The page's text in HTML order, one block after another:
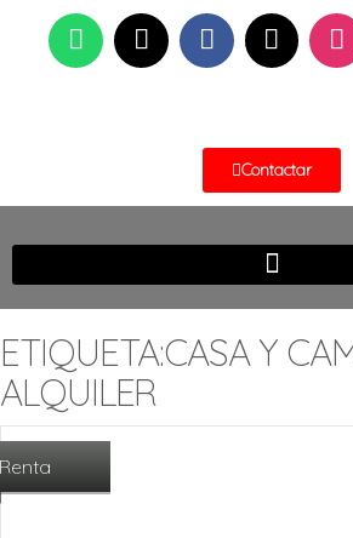
Contactar
ETIQUETA:CASA Y
ALQUILER
Renta